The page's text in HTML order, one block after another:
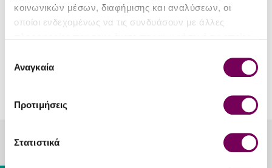
κοινωνικών μέσων, διαφήμισης και αναλύσεων, οι
οποίοι ενδεχομένως να τις συνδυάσουν με άλλες
των υπηρεσιών τους.
συγκατάθεσης
Αναγκαία
Προτιμήσεις
Στατιστικά
Kleos
Kleos Mastiha Spirit